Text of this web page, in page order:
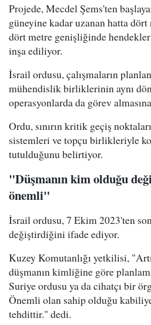
Projede, Mecdel Şems'ten
güneyine kadar uzanan hatta
dört metre genişliğinde
inşa ediliyor.
İsrail ordusu, çalışmaların
mühendislik birliklerinin aynı
operasyonlarda da görev
Ordu, sınırın kritik geçiş
sistemleri ve topçu birlikleriyle
tutulduğunu belirtiyor.
"Düşmanın kim olduğu
önemli"
İsrail ordusu, 7 Ekim 2023'ten
değiştirdiğini ifade ediyor.
Kuzey Komutanlığı yetkilisi,
düşmanın kimliğine göre
Suriye ordusu ya da cihatçı bir
Önemli olan sahip olduğu
tehdittir." dedi.